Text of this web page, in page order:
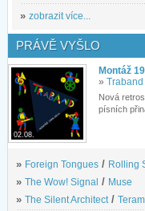
» zobrazit více...
PRÁVĚ VYŠLO
02.08.
Montáž
» Traband
Nová
písních
» Foreign Tongues / Rolling
» The Wow! Signal / Muse
» The Silent Architect/